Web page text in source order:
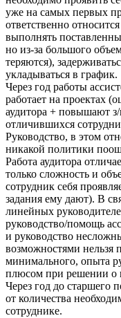
уже на самых первых
ответственно
выполнять
но из-за большого
теряются),
укладываться в график.
Через год работы
работает на проектах
аудитора + повышают
отличившихся
Руководство, в этом
никакой политики
Работа аудитора
только сложность и
сотрудник себя
задания ему дают). В
линейных
руководство/помощь
и руководство
возможностями нельзя
минимального, опыта
плюсом при решении о
Через год до старшего
от количества
сотруднике.